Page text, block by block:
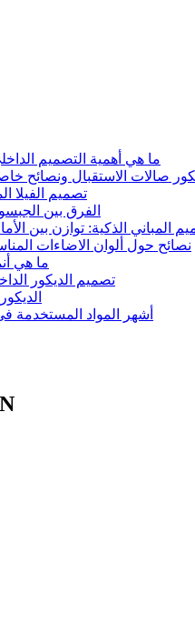
ما هي أهمية التصميم
تصميم الفيلا
الفرق بين
المباني الذكية: توازن بين
نصائح حول ألوان الاضاءات
ما هي
تصميم الديكور
أشهر المواد المستخدمة